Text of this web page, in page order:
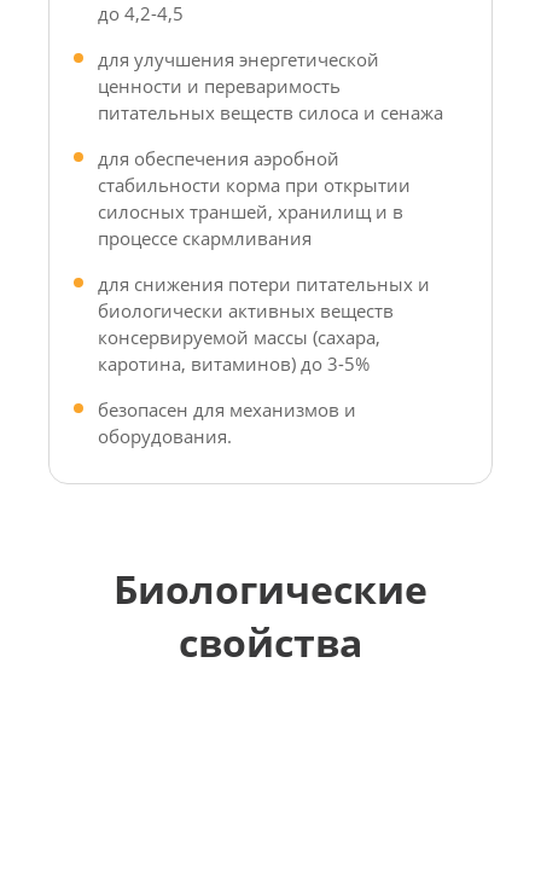
до 4,2-4,5
для улучшения энергетической
ценности и переваримость
питательных веществ силоса и сенажа
для обеспечения аэробной
стабильности корма при открытии
силосных траншей, хранилищ и в
процессе скармливания
для снижения потери питательных и
биологически активных веществ
консервируемой массы (сахара,
каротина, витаминов) до 3-5%
безопасен для механизмов и
оборудования.
Биологические
свойства